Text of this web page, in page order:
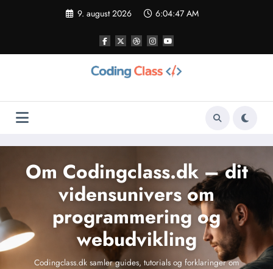
9. august 2026 6:04:48 AM
Om Codingclass.dk – dit
vidensunivers om
programmering og
webudvikling
Codingclass.dk samler guides, tutorials og forklaringer om